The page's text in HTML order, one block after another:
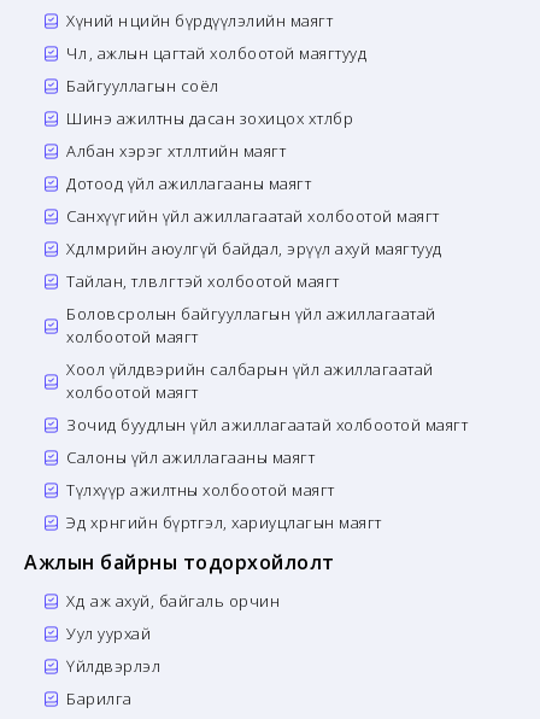
Хүний нөөцийн бүрдүүлэлийн маягт
Чөлөө, ажлын цагтай холбоотой маягтууд
Байгууллагын соёл
Шинэ ажилтны дасан зохицох хөтөлбөр
Албан хэрэг хөтлөлтийн маягт
Дотоод үйл ажиллагааны маягт
Санхүүгийн үйл ажиллагаатай холбоотой маягт
Хөдөлмөрийн аюулгүй байдал, эрүүл ахуй маягтууд
Тайлан, төлөвлөгөөтэй холбоотой маягт
Боловсролын байгууллагын үйл ажиллагаатай
холбоотой маягт
Хоол үйлдвэрийн салбарын үйл ажиллагаатай
холбоотой маягт
Зочид буудлын үйл ажиллагаатай холбоотой маягт
Салоны үйл ажиллагааны маягт
Түлхүүр ажилтны холбоотой маягт
Эд хөрөнгийн бүртгэл, хариуцлагын маягт
Ажлын байрны тодорхойлолт
Хөдөө аж ахуй, байгаль орчин
Уул уурхай
Үйлдвэрлэл
Барилга